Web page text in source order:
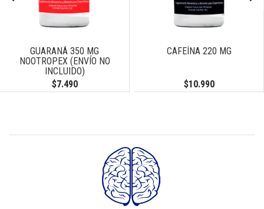
GUARANÁ 350 MG
NOOTROPEX (ENVÍO NO
INCLUIDO)
$7.490
CAFEÍNA 220 MG
$10.990